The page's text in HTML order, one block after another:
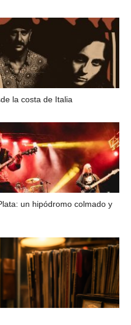
la costa de Italia
un hipódromo colmado y